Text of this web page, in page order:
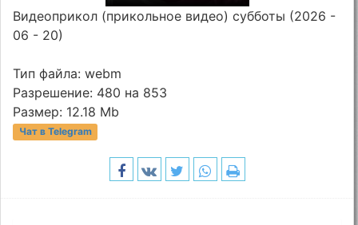
Видеоприкол (прикольное видео) субботы (2026 -
06 - 20)
Тип файла: webm
Разрешение: 480 на 853
Размер: 12.18 Mb
Чат в Telegram